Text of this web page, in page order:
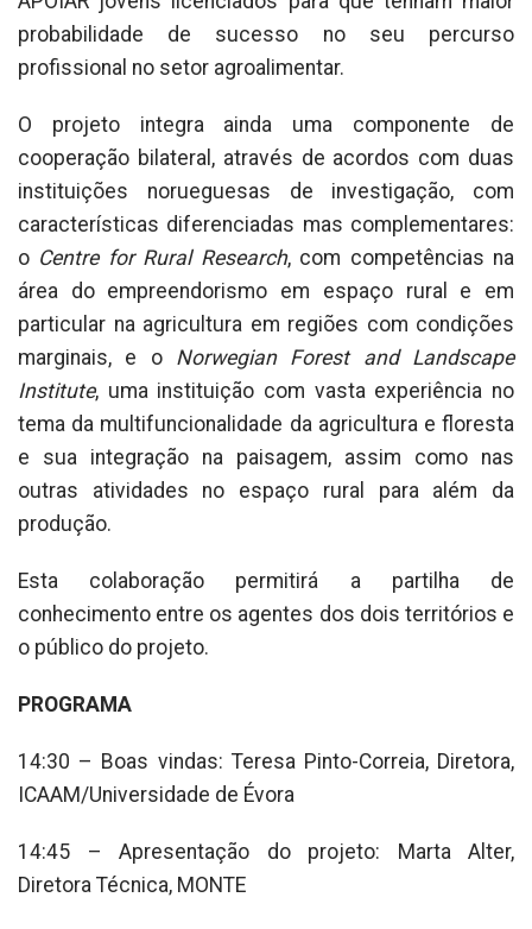
probabilidade de sucesso no seu percurso
profissional no setor agroalimentar.
O projeto integra ainda uma componente de
cooperação bilateral, através de acordos com duas
instituições norueguesas de investigação, com
características diferenciadas mas complementares:
o Centre for Rural Research, com competências na
área do empreendorismo em espaço rural e em
particular na agricultura em regiões com condições
marginais, e o Norwegian Forest and Landscape
Institute, uma instituição com vasta experiência no
tema da multifuncionalidade da agricultura e floresta
e sua integração na paisagem, assim como nas
outras atividades no espaço rural para além da
produção.
Esta colaboração permitirá a partilha de
conhecimento entre os agentes dos dois territórios e
o público do projeto.
PROGRAMA
14:30 – Boas vindas: Teresa Pinto-Correia, Diretora,
ICAAM/Universidade de Évora
14:45 – Apresentação do projeto: Marta Alter,
Diretora Técnica, MONTE